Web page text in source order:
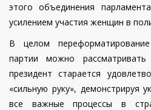
этого объединения
усилением участия женщин в
В целом
партии можно
президент старается
«сильную руку», демонстрируя
все важные процессы в